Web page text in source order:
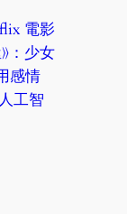
電影
：少女
感情
工智